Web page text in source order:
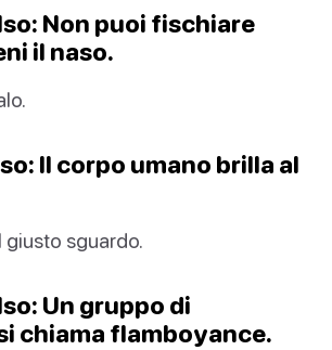
Non puoi fischiare
il naso.
Il corpo umano brilla al
sguardo.
Un gruppo di
chiama flamboyance.